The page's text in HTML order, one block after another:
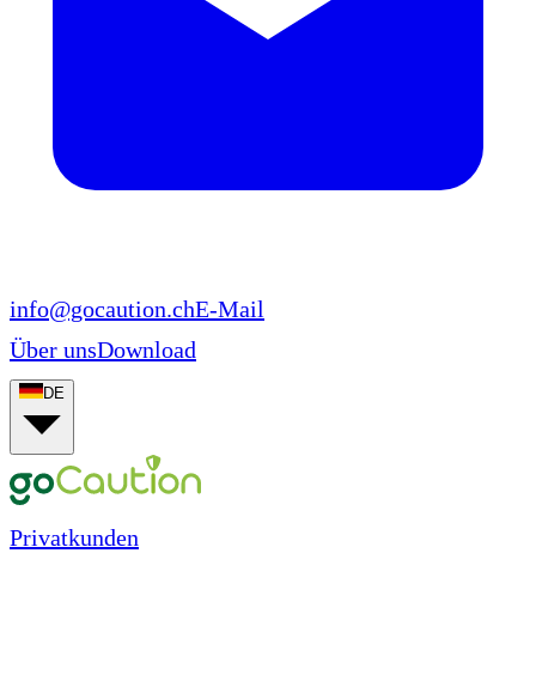
info@gocaution.chE-Mail
Über unsDownload
DE
Privatkunden